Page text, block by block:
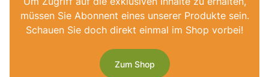
müssen Sie Abonnent eines unserer Produkte sein.
Schauen Sie doch direkt einmal im Shop vorbei!
Zum Shop